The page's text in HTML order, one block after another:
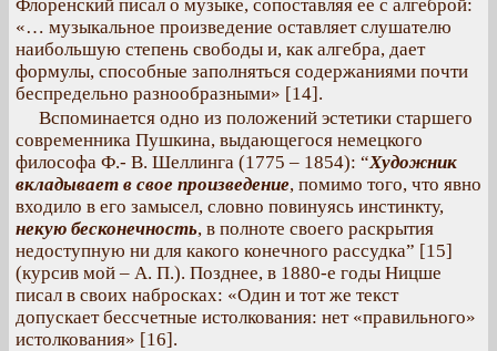
Флоренский писал о музыке, сопоставляя ее с алгеброй:
«… музыкальное произведение оставляет слушателю
наибольшую степень свободы и, как алгебра, дает
формулы, способные заполняться содержаниями почти
беспредельно разнообразными» [14].
Вспоминается одно из положений эстетики старшего
современника Пушкина, выдающегося немецкого
философа Ф.- В. Шеллинга (1775 – 1854): “Художник
вкладывает в свое произведение, помимо того, что явно
входило в его замысел, словно повинуясь инстинкту,
некую бесконечность, в полноте своего раскрытия
недоступную ни для какого конечного рассудка” [15]
(курсив мой – А. П.). Позднее, в 1880-е годы Ницше
писал в своих набросках: «Один и тот же текст
допускает бессчетные истолкования: нет «правильного»
истолкования» [16].